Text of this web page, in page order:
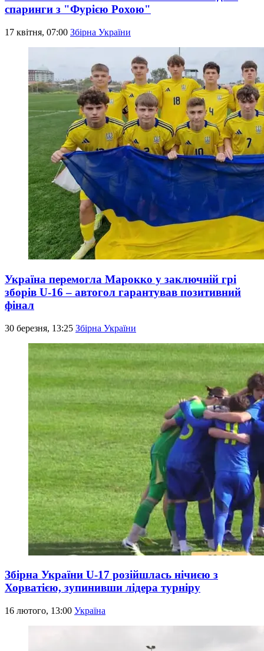
спаринги з "Фурією Рохою"
17 квітня, 07:00 Збірна України
Україна перемогла Марокко у заключній грі
зборів U-16 – автогол гарантував позитивний
фінал
30 березня, 13:25 Збірна України
Збірна України U-17 розійшлась нічиєю з
Хорватією, зупинивши лідера турніру
16 лютого, 13:00 Україна